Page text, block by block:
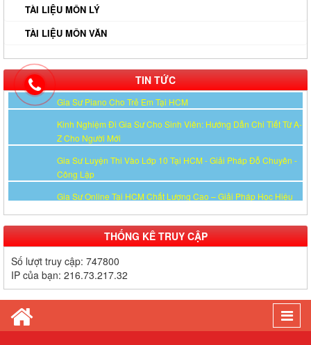
TÀI LIỆU MÔN LÝ
TÀI LIỆU MÔN VĂN
TIN TỨC
Gia Sư Tiếng Nhật Cho Người Đi Làm - Lộ Trình Linh Hoạt, Hiệu
Trong 2-4 Tháng
Gia sư luyện thi TOEIC - Phương pháp đạt 900+ điểm nhanh nhất
Gia Sư Piano Cho Trẻ Em Tại HCM
Kinh Nghiệm Đi Gia Sư Cho Sinh Viên: Hướng Dẫn Chi Tiết Từ A-
Z Cho Người Mới
Gia Sư Luyện Thi Vào Lớp 10 Tại HCM - Giải Pháp Đỗ Chuyên -
Công Lập
Gia Sư Online Tại HCM Chất Lượng Cao – Giải Pháp Học Hiệu
Gia Sư Tiếng Nhật Cho Người Đi Làm - Lộ Trình Linh Hoạt, Hiệu
Quả Cao Tại TP.HCM
Gia Sư Luyện Thi IELTS Cấp Tốc - Lộ Trình Đạt Band 6.0-8.0
Trong 2-4 Tháng
Gia sư luyện thi TOEIC - Phương pháp đạt 900+ điểm nhanh nhất
THỐNG KÊ TRUY CẬP
Số lượt truy cập: 747800
IP của bạn: 216.73.217.32